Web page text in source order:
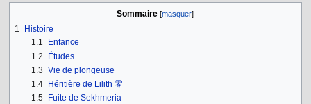
Sommaire
1
Histoire
1.1
Enfance
1.2
Études
1.3 Vie de plongeuse
1.4
Héritière de Lilith 零
1.5
Fuite de Sekhmeria